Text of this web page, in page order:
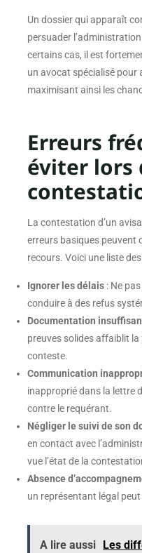
Un dossier qui apparaît
persuader
certains cas, il est
un avocat spécialisé pour
maximisant ainsi les
Erreurs
éviter lors
La contestation d’un
erreurs basiques peuvent
recours. Voici une liste
Ignorer les délais: Ne
conduire à des refus
Documentation
preuves solides affaiblit
conteste.
Communication
inapproprié dans la lettre
contre le requérant.
Négliger le suivi de son
en contact avec
vue l’état de la
Absence
un représentant légal
A lire aussi
Les